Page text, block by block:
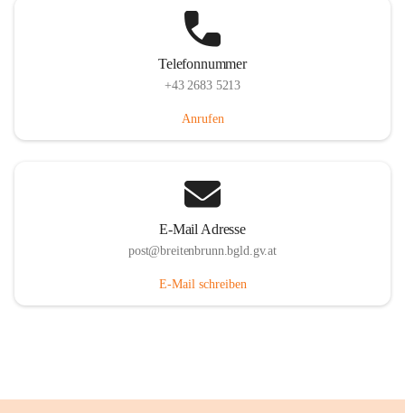
Telefonnummer
+43 2683 5213
Anrufen
E-Mail Adresse
post@breitenbrunn.bgld.gv.at
E-Mail schreiben